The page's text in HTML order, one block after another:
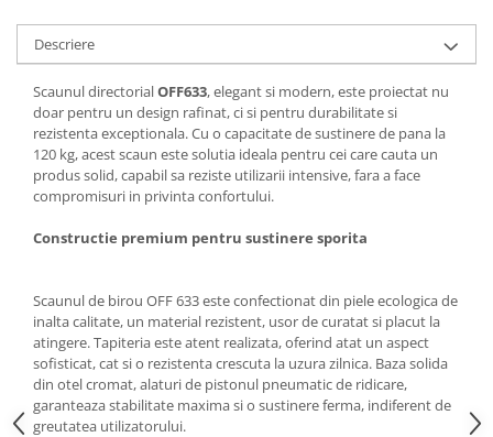
Mese gradinita
Scaune gradinita
Set mese si scaune gradinita
Mobilier copii
Mobila camera copii
Scaune birou pentru copii
Saltele patuturi copii
Paturi copii
Seturi comode living si dormitor
Descriere
Scaunul directorialOFF633, elegant si modern, este proiectat nu
doar pentru un design rafinat, ci si pentru durabilitate si
rezistenta exceptionala. Cu o capacitate de sustinere de pana la
120 kg, acest scaun este solutia ideala pentru cei care cauta un
produs solid, capabil sa reziste utilizarii intensive, fara a face
compromisuri in privinta confortului.
Constructie premium pentru sustinere sporita
Scaunul de birou OFF 633 este confectionat din piele ecologica de
inalta calitate, un material rezistent, usor de curatat si placut la
atingere. Tapiteria este atent realizata, oferind atat un aspect
sofisticat, cat si o rezistenta crescuta la uzura zilnica. Baza solida
din otel cromat, alaturi de pistonul pneumatic de ridicare,
garanteaza stabilitate maxima si o sustinere ferma, indiferent de
greutatea utilizatorului.